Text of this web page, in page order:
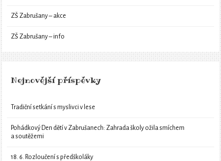
ZŠ Zabrušany – akce
ZŠ Zabrušany – info
Nejnovější příspěvky
Tradiční setkání s myslivci v lese
Pohádkový Den dětí v Zabrušanech: Zahrada školy ožila smíchem
a soutěžemi
18. 6. Rozloučení s předškoláky